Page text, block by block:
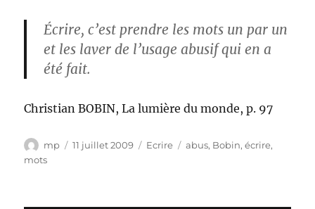
Écrire, c’est prendre les mots un par un
et les laver de l’usage abusif qui en a
été fait.
Christian BOBIN, La lumière du monde, p. 97
Auteur
mp
Publié
11 juillet 2009 Catégories
Ecrire Étiquettes
abus, Bobin,écrire,
mots